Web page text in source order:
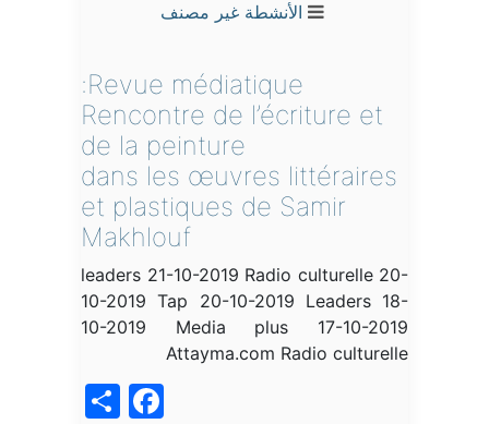
الأنشطة غير مصنف
Revue médiatique:
Rencontre de l’écriture et
de la peinture
dans les œuvres littéraires
et plastiques de Samir
Makhlouf
leaders 21-10-2019 Radio culturelle 20-
10-2019 Tap 20-10-2019 Leaders 18-
10-2019 Media plus 17-10-2019
Attayma.com Radio culturelle